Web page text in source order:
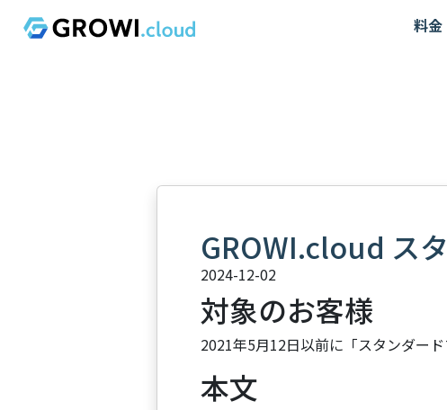
料金
GROWI.cloud ス
2024-12-02
対象のお客様
2021年5月12日以前に「スタンダー
本文